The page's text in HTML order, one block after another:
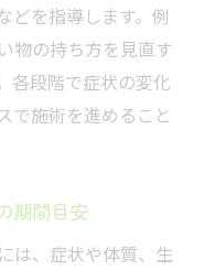
どを指導します。例
物の持ち方を見直す
各段階で症状の変化
で施術を進めること
期間目安
は、症状や体質、生